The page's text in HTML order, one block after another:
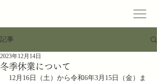
記事
冬季休業について
2023年12月14日
12月16日（土）から令和6年3月15日（金）ま